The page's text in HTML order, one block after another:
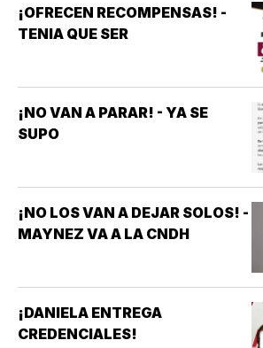
¡OFRECEN RECOMPENSAS! -
TENIA QUE SER
¡NO VAN A PARAR! - YA SE
SUPO
¡NO LOS VAN A DEJAR SOLOS! -
MAYNEZ VA A LA CNDH
¡DANIELA ENTREGA
CREDENCIALES!